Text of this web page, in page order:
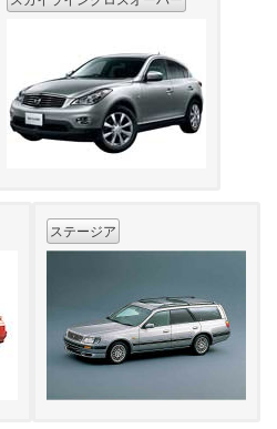
ステージア